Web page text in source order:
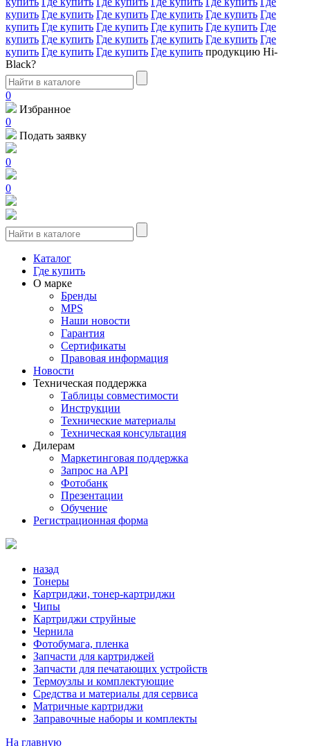
купить Где купить Где купить Где купить Где купить Где
купить Где купить Где купить Где купить Где купить Где
купить Где купить Где купить Где купить Где купить Где
купить Где купить Где купить Где купить продукцию Hi-
Black?
0
Избранное
0
Подать заявку
0
0
Каталог
Где купить
О марке
Бренды
MPS
Наши новости
Гарантия
Сертификаты
Правовая информация
Новости
Техническая поддержка
Таблицы совместимости
Инструкции
Технические материалы
Техническая консультация
Дилерам
Маркетинговая поддержка
Запрос на API
Фотобанк
Презентации
Обучение
Регистрационная форма
назад
Тонеры
Картриджи, тонер-картриджи
Чипы
Картриджи струйные
Чернила
Фотобумага, пленка
Запчасти для картриджей
Запчасти для печатающих устройств
Термоузлы и комплектующие
Средства и материалы для сервиса
Матричные картриджи
Заправочные наборы и комплекты
На главную